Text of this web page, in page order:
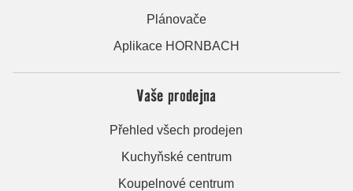
Plánovače
Aplikace HORNBACH
Vaše prodejna
Přehled všech prodejen
Kuchyňské centrum
Koupelnové centrum